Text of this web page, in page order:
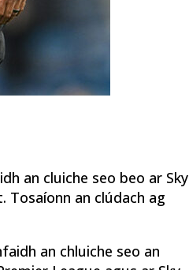
an cluiche seo beo ar Sky
Tosaíonn an clúdach ag
an chluiche seo an